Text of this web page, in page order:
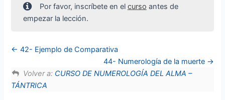
Por favor, inscríbete en el curso antes de
empezar la lección.
42- Ejemplo de Comparativa
44- Numerología de la muerte
Volver a: CURSO DE NUMEROLOGÍA DEL ALMA –
TÁNTRICA